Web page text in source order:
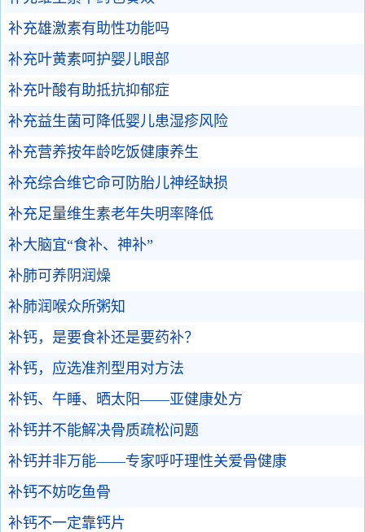
补充雄激素有助性功能吗
补充叶黄素呵护婴儿眼部
补充叶酸有助抵抗抑郁症
补充益生菌可降低婴儿患湿疹风险
补充营养按年龄吃饭健康养生
补充综合维它命可防胎儿神经缺损
补充足量维生素老年失明率降低
补大脑宜“食补、神补”
补肺可养阴润燥
补肺润喉众所粥知
补钙，是要食补还是要药补？
补钙，应选准剂型用对方法
补钙、午睡、晒太阳——亚健康处方
补钙并不能解决骨质疏松问题
补钙并非万能——专家呼吁理性关爱骨健康
补钙不妨吃鱼骨
补钙不一定靠钙片